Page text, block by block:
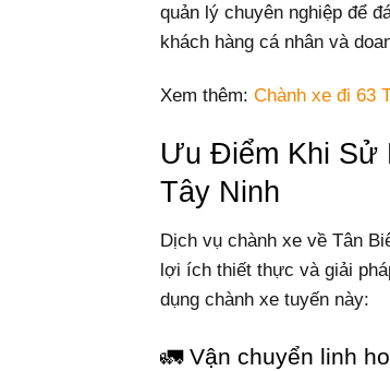
quản lý chuyên nghiệp để
khách hàng cá nhân và
Xem thêm: Chành xe đi 63
Ưu Điểm Khi Sử
Tây Ninh
Dịch vụ chành xe về Tân
lợi ích thiết thực và giải
dụng chành xe tuyến này:
🚛 Vận chuyển linh